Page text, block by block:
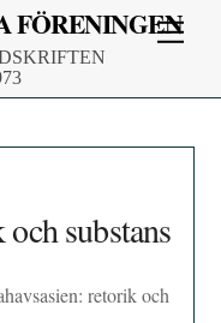
FÖRENINGEN
substans
retorik och